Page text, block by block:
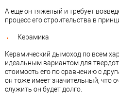
А еще он тяжелый и требует
процесс его строительства в
Керамика
Керамический дымоход по всем
идеальным вариантом для
стоимость его по сравнению с
он тоже имеет значительный, что
служить он будет долго.